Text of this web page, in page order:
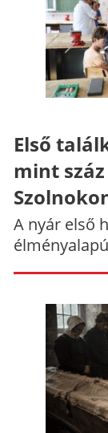
Első
mint
A nyár első